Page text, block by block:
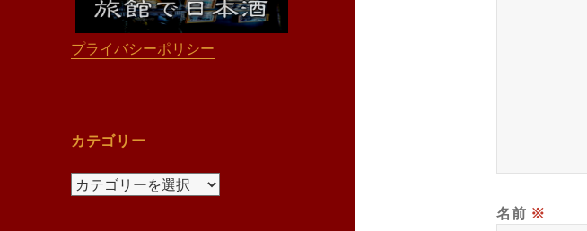
プライバシーポリシー
カテゴリー
カ
名前 ※